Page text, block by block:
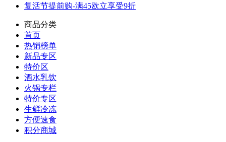
复活节提前购-满45欧立享受9折
商品分类
首页
热销榜单
新品专区
特价区
酒水乳饮
火锅专栏
特价专区
生鲜冷冻
方便速食
积分商城